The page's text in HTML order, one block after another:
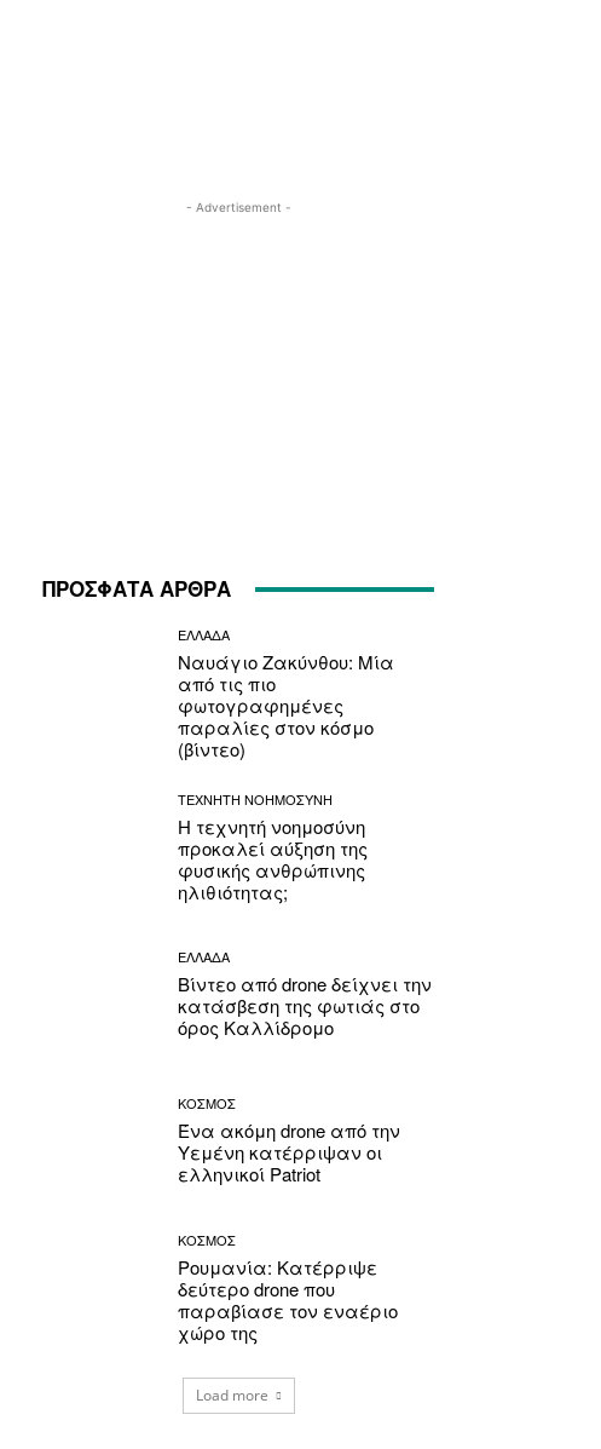
- Advertisement -
ΠΡΟΣΦΑΤΑ ΑΡΘΡΑ
ΕΛΛΑΔΑ
Ναυάγιο Ζακύνθου: Μία
από τις πιο
φωτογραφημένες
παραλίες στον κόσμο
(βίντεο)
ΤΕΧΝΗΤΗ ΝΟΗΜΟΣΥΝΗ
Η τεχνητή νοημοσύνη
προκαλεί αύξηση της
φυσικής ανθρώπινης
ηλιθιότητας;
ΕΛΛΑΔΑ
Βίντεο από drone δείχνει την
κατάσβεση της φωτιάς στο
όρος Καλλίδρομο
ΚΟΣΜΟΣ
Ένα ακόμη drone από την
Υεμένη κατέρριψαν οι
ελληνικοί Patriot
ΚΟΣΜΟΣ
Ρουμανία: Κατέρριψε
δεύτερο drone που
παραβίασε τον εναέριο
χώρο της
Load more